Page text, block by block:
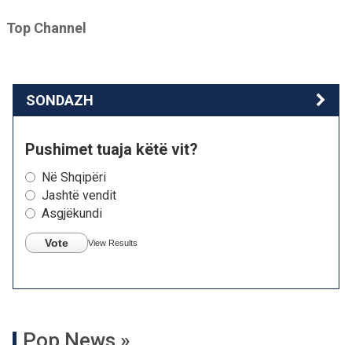
Top Channel
SONDAZH
Pushimet tuaja këtë vit?
Në Shqipëri
Jashtë vendit
Asgjëkundi
Vote View Results
Pop News »